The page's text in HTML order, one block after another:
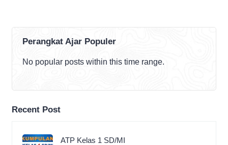
Perangkat Ajar Populer
No popular posts within this time range.
Recent Post
ATP Kelas 1 SD/MI